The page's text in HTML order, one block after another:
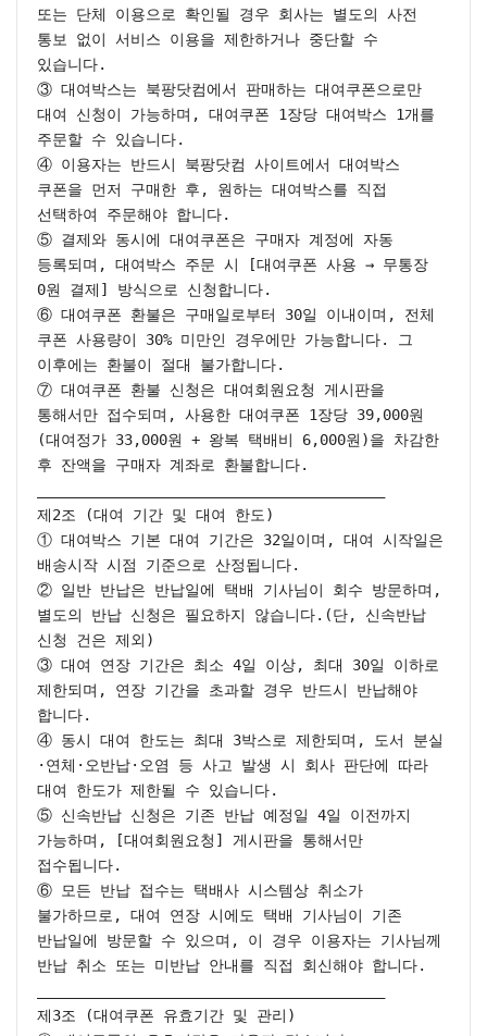
또는 단체 이용으로 확인될 경우 회사는 별도의 사전
통보 없이 서비스 이용을 제한하거나 중단할 수
있습니다.
③ 대여박스는 북팡닷컴에서 판매하는 대여쿠폰으로만
대여 신청이 가능하며, 대여쿠폰 1장당 대여박스 1개를
주문할 수 있습니다.
④ 이용자는 반드시 북팡닷컴 사이트에서 대여박스
쿠폰을 먼저 구매한 후, 원하는 대여박스를 직접
선택하여 주문해야 합니다.
⑤ 결제와 동시에 대여쿠폰은 구매자 계정에 자동
등록되며, 대여박스 주문 시 [대여쿠폰 사용 → 무통장
0원 결제] 방식으로 신청합니다.
⑥ 대여쿠폰 환불은 구매일로부터 30일 이내이며, 전체
쿠폰 사용량이 30% 미만인 경우에만 가능합니다. 그
이후에는 환불이 절대 불가합니다.
⑦ 대여쿠폰 환불 신청은 대여회원요청 게시판을
통해서만 접수되며, 사용한 대여쿠폰 1장당 39,000원
(대여정가 33,000원 + 왕복 택배비 6,000원)을 차감한
후 잔액을 구매자 계좌로 환불합니다.
제2조 (대여 기간 및 대여 한도)
① 대여박스 기본 대여 기간은 32일이며, 대여 시작일은
배송시작 시점 기준으로 산정됩니다.
② 일반 반납은 반납일에 택배 기사님이 회수 방문하며,
별도의 반납 신청은 필요하지 않습니다.(단, 신속반납
신청 건은 제외)
③ 대여 연장 기간은 최소 4일 이상, 최대 30일 이하로
제한되며, 연장 기간을 초과할 경우 반드시 반납해야
합니다.
④ 동시 대여 한도는 최대 3박스로 제한되며, 도서 분실
·연체·오반납·오염 등 사고 발생 시 회사 판단에 따라
대여 한도가 제한될 수 있습니다.
⑤ 신속반납 신청은 기존 반납 예정일 4일 이전까지
가능하며, [대여회원요청] 게시판을 통해서만
접수됩니다.
⑥ 모든 반납 접수는 택배사 시스템상 취소가
불가하므로, 대여 연장 시에도 택배 기사님이 기존
반납일에 방문할 수 있으며, 이 경우 이용자는 기사님께
반납 취소 또는 미반납 안내를 직접 회신해야 합니다.
제3조 (대여쿠폰 유효기간 및 관리)